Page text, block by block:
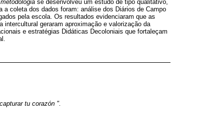
metodologia se desenvolveu um estudo de tipo qualitativo,
coleta dos dados foram: análise dos Diários de Campo
pela escola. Os resultados evidenciaram que as
geraram aproximação e valorização da
e estratégias Didáticas Decoloniais que fortaleçam
tu corazón ".